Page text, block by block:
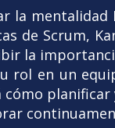
la mentalidad
de Scrum,
la
rol en un
cómo